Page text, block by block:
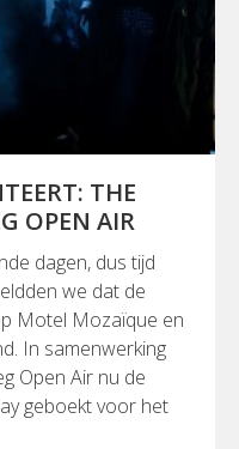
THE
OPEN AIR
dagen, dus tijd
we dat de
Motel Mozaïque en
In samenwerking
Open Air nu de
geboekt voor het